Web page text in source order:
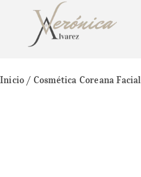
Inicio / Cosmética Coreana Facial